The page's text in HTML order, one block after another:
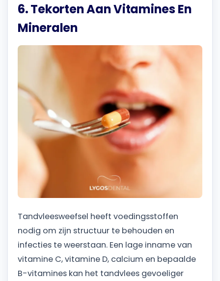
6. Tekorten Aan Vitamines En
Mineralen
Tandvleesweefsel heeft voedingsstoffen
nodig om zijn structuur te behouden en
infecties te weerstaan. Een lage inname van
vitamine C, vitamine D, calcium en bepaalde
B-vitamines kan het tandvlees gevoeliger